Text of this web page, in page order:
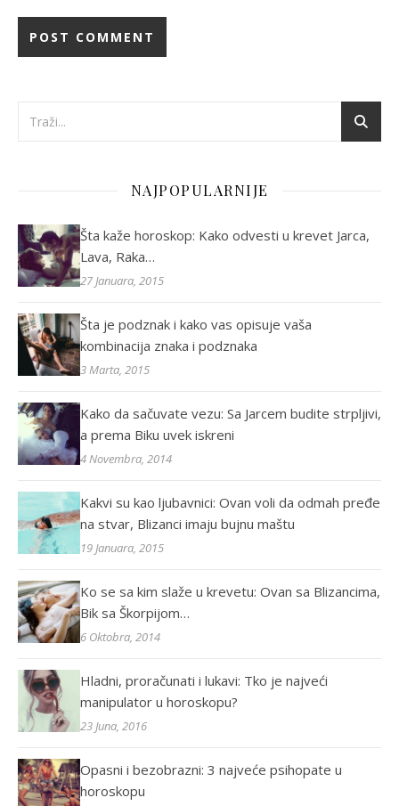
NAJPOPULARNIJE
Šta kaže horoskop: Kako odvesti u krevet Jarca,
Lava, Raka…
27 Januara, 2015
Šta je podznak i kako vas opisuje vaša
kombinacija znaka i podznaka
3 Marta, 2015
Kako da sačuvate vezu: Sa Jarcem budite strpljivi,
a prema Biku uvek iskreni
4 Novembra, 2014
Kakvi su kao ljubavnici: Ovan voli da odmah pređe
na stvar, Blizanci imaju bujnu maštu
19 Januara, 2015
Ko se sa kim slaže u krevetu: Ovan sa Blizancima,
Bik sa Škorpijom…
6 Oktobra, 2014
Hladni, proračunati i lukavi: Tko je najveći
manipulator u horoskopu?
23 Juna, 2016
Opasni i bezobrazni: 3 najveće psihopate u
horoskopu